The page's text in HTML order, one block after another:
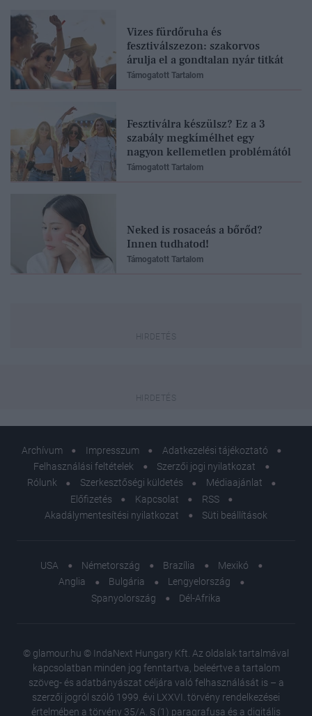
Vizes fürdőruha és
fesztiválszezon: szakorvos
árulja el a gondtalan nyár titkát
Támogatott Tartalom
Fesztiválra készülsz? Ez a 3
szabály megkímélhet egy
nagyon kellemetlen problémától
Támogatott Tartalom
Neked is rosaceás a bőrőd?
Innen tudhatod!
Támogatott Tartalom
Archívum Impresszum
Adatkezelési tájékoztató
Felhasználási feltételek
Szerzői jogi nyilatkozat
Rólunk
Szerkesztőségi küldetés
Médiaajánlat
Előfizetés
Kapcsolat
RSS
Akadálymentesítési nyilatkozat
Süti beállítások
USA Németország Brazília
Mexikó
Anglia
Bulgária
Lengyelország
Spanyolország
Dél-Afrika
© glamour.hu © IndaNext Hungary Kft. Az oldalak tartalmával
kapcsolatban minden jog fenntartva, beleértve a tartalom
szöveg- és adatbányászat céljára való felhasználását is – a
szerzői jogról szóló 1999. évi LXXVI. törvény rendelkezései
értelmében a törvény 35/A. § (1) paragrafusa és a digitális